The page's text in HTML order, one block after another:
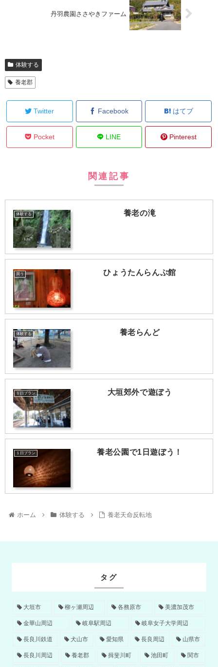
丹羽農園ささやきファーム
体験する
養老郡
Twitter Facebook はてブ
Pocket LINE Pinterest
関連記事
体験する 養老の滝
買う ひょうたんらんぷ館
体験する 養老らんど
１日プラン 大垣郊外で遊ぼう
１日プラン 養老公園で1日遊ぼう！
ホーム 体験する 養老天命反転地
タグ
大垣市 柳ヶ瀬周辺 各務原市 美濃加茂市
金華山周辺 岐阜駅周辺 岐阜女子大学周辺
長良川鉄道 犬山市 愛知県 長良周辺 山県市
長良川周辺 養老郡 揖斐川町 池田町 関市